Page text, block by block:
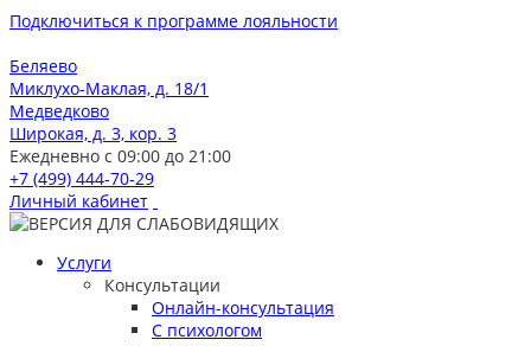
Подключиться к программе лояльности
Беляево
Миклухо-Маклая, д. 18/1
Медведково
Широкая, д. 3, кор. 3
Ежедневно с 09:00 до 21:00
+7 (499) 444-70-29
Личный кабинет
Услуги
Консультации
Онлайн-консультация
С психологом